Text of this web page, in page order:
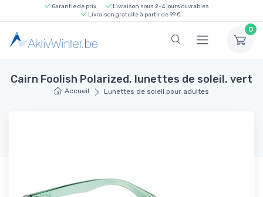
Garantie de prix
Livraison sous 2-4 jours ouvrables
Livraison gratuite à partir de 99 €.
0
Cairn Foolish Polarized, lunettes de soleil, vert
Accueil Lunettes de soleil pour adultes